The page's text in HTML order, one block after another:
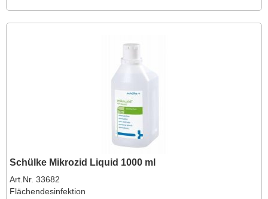
Schülke Mikrozid Liquid 1000 ml
Art.Nr. 33682
Flächendesinfektion